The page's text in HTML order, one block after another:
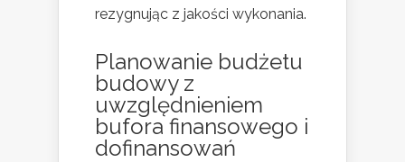
rezygnując z jakości wykonania.
Planowanie budżetu
budowy z
uwzględnieniem
bufora finansowego i
dofinansowań